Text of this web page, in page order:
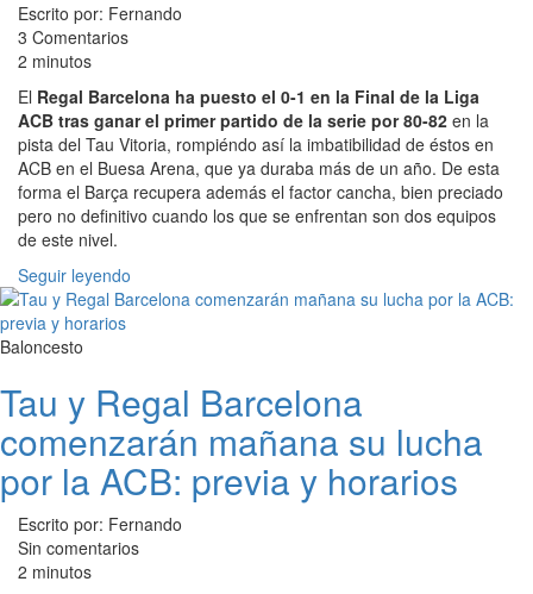
Escrito por: Fernando
3 Comentarios
2 minutos
El Regal Barcelona ha puesto el 0-1 en la Final de la Liga
ACB tras ganar el primer partido de la serie por 80-82 en la
pista del Tau Vitoria, rompiéndo así la imbatibilidad de éstos en
ACB en el Buesa Arena, que ya duraba más de un año. De esta
forma el Barça recupera además el factor cancha, bien preciado
pero no definitivo cuando los que se enfrentan son dos equipos
de este nivel.
Seguir leyendo
Baloncesto
Tau y Regal Barcelona
comenzarán mañana su lucha
por la ACB: previa y horarios
Escrito por: Fernando
Sin comentarios
2 minutos